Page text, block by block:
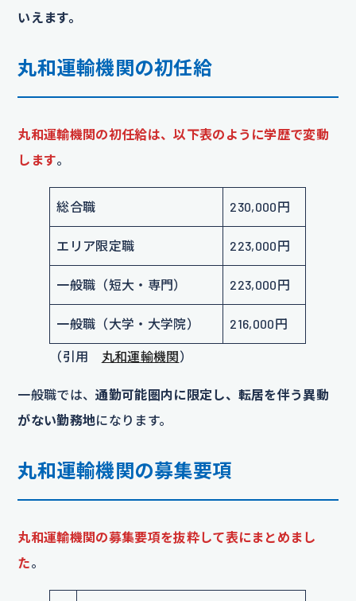
いえます。
丸和運輸機関の初任給
丸和運輸機関の初任給は、以下表のように学歴で変動
します。
総合職 230,000円
エリア限定職 223,000円
一般職（短大・専門） 223,000円
一般職（大学・大学院） 216,000円
（引用 丸和運輸機関）
一般職では、通勤可能圏内に限定し、転居を伴う異動
がない勤務地になります。
丸和運輸機関の募集要項
丸和運輸機関の募集要項を抜粋して表にまとめまし
た。